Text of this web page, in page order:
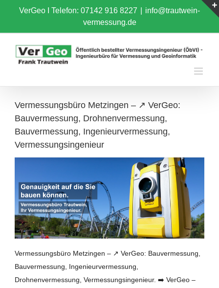
content
VerGeo I Telefon: 07142 916 8227
info@trautwein-
vermessung.de
Vermessungsbüro Metzingen – ↗️ VerGeo:
Bauvermessung, Drohnenvermessung,
Bauvermessung, Ingenieurvermessung,
Vermessungsingenieur
Vermessungsbüro Metzingen – ↗️ VerGeo: Bauvermessung,
Bauvermessung, Ingenieurvermessung,
Drohnenvermessung, Vermessungsingenieur. ➡️ VerGeo –